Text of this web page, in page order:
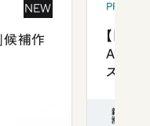
NEW
候補作
【「新
ズプレ